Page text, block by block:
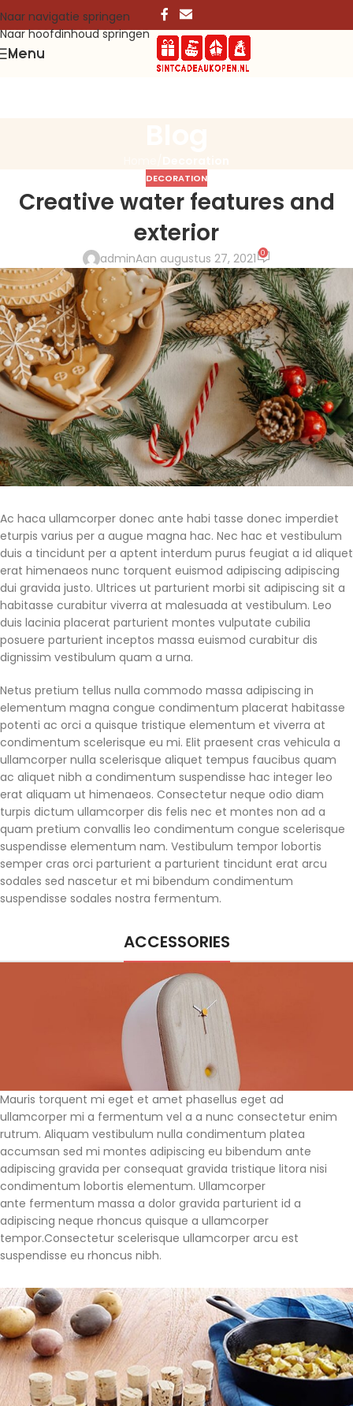
Naar navigatie springen
Naar hoofdinhoud springen
Menu
DECORATION
Creative water features and
exterior
adminAan augustus 27, 2021 0
Ac haca ullamcorper donec ante habi tasse donec imperdiet
eturpis varius per a augue magna hac. Nec hac et vestibulum
duis a tincidunt per a aptent interdum purus feugiat a id aliquet
erat himenaeos nunc torquent euismod adipiscing adipiscing
dui gravida justo. Ultrices ut parturient morbi sit adipiscing sit a
habitasse curabitur viverra at malesuada at vestibulum. Leo
duis lacinia placerat parturient montes vulputate cubilia
posuere parturient inceptos massa euismod curabitur dis
dignissim vestibulum quam a urna.
Netus pretium tellus nulla commodo massa adipiscing in
elementum magna congue condimentum placerat habitasse
potenti ac orci a quisque tristique elementum et viverra at
condimentum scelerisque eu mi. Elit praesent cras vehicula a
ullamcorper nulla scelerisque aliquet tempus faucibus quam
ac aliquet nibh a condimentum suspendisse hac integer leo
erat aliquam ut himenaeos. Consectetur neque odio diam
turpis dictum ullamcorper dis felis nec et montes non ad a
quam pretium convallis leo condimentum congue scelerisque
suspendisse elementum nam. Vestibulum tempor lobortis
semper cras orci parturient a parturient tincidunt erat arcu
sodales sed nascetur et mi bibendum condimentum
suspendisse sodales nostra fermentum.
ACCESSORIES
Mauris torquent mi eget et amet phasellus eget ad
ullamcorper mi a fermentum vel a a nunc consectetur enim
rutrum. Aliquam vestibulum nulla condimentum platea
accumsan sed mi montes adipiscing eu bibendum ante
adipiscing gravida per consequat gravida tristique litora nisi
condimentum lobortis elementum. Ullamcorper
ante fermentum massa a dolor gravida parturient id a
adipiscing neque rhoncus quisque a ullamcorper
tempor.Consectetur scelerisque ullamcorper arcu est
suspendisse eu rhoncus nibh.